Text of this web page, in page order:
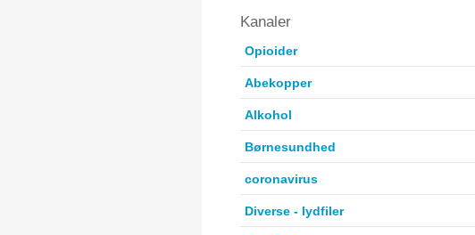
Kanaler
Opioider
Abekopper
Alkohol
Børnesundhed
coronavirus
Diverse - lydfiler